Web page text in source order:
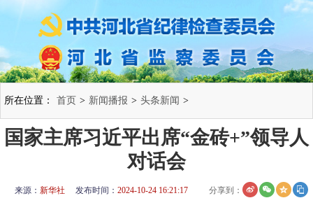
所在位置： 首页 > 新闻播报 > 头条新闻 >
国家主席习近平出席“金砖+”领导人
对话会
来源： 新华社 发布时间： 2024-10-24 16:21:17 分享到：